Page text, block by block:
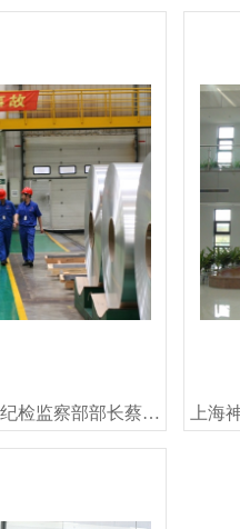
集团公司纪委书记孙公平、纪检监察部部长蔡亚鹏 莅临神火铝箔指导工作